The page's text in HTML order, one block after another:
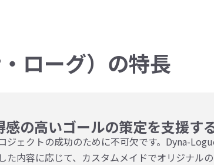
ローグ）の特長
の高いゴールの策定を支援す
ジェクトの成功のために不可欠です。Dyna-
た内容に応じて、カスタムメイドでオリジナル